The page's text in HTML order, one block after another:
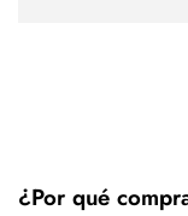
¿Por qué